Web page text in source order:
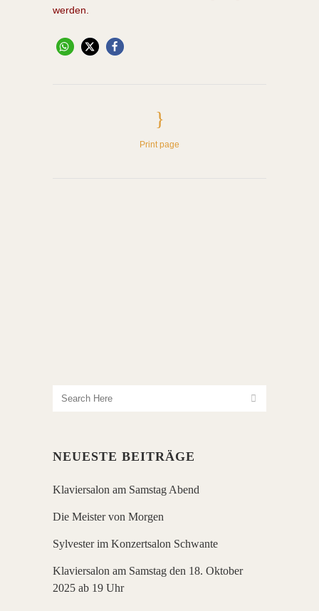
werden.
Print page
NEUESTE BEITRÄGE
Klaviersalon am Samstag Abend
Die Meister von Morgen
Sylvester im Konzertsalon Schwante
Klaviersalon am Samstag den 18. Oktober
2025 ab 19 Uhr